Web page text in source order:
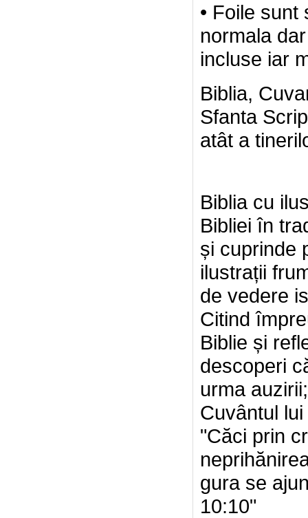
• Foile sunt
normala
incluse iar
Biblia,
Sfanta
atât a
Biblia cu
Bibliei în
și cuprinde
ilustrații
de vedere
Citind
Biblie și
descoperi
urma
Cuvântul
"Căci prin
gura se
10:10"